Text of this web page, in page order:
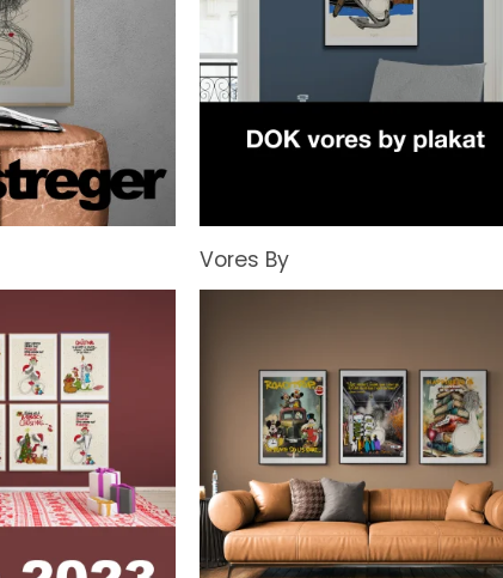
Vores By